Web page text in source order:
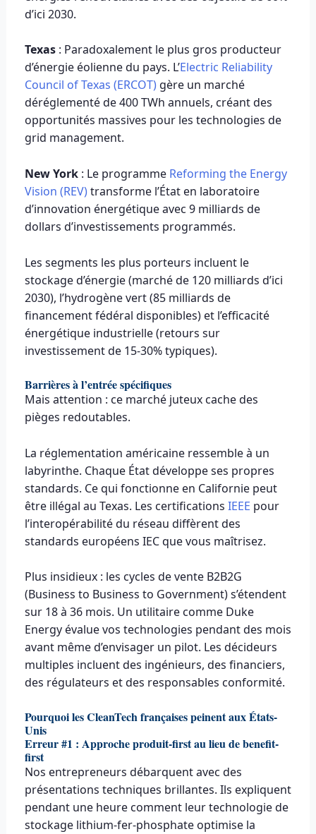
d’ici 2030.
Texas : Paradoxalement le plus gros producteur
d’énergie éolienne du pays. L’Electric Reliability
Council of Texas (ERCOT)gère un marché
déréglementé de 400 TWh annuels, créant des
opportunités massives pour les technologies de
grid management.
New York : Le programme Reforming the Energy
Vision (REV)transforme l’État en laboratoire
d’innovation énergétique avec 9 milliards de
dollars d’investissements programmés.
Les segments les plus porteurs incluent le
stockage d’énergie (marché de 120 milliards d’ici
2030), l’hydrogène vert (85 milliards de
financement fédéral disponibles) et l’efficacité
énergétique industrielle (retours sur
investissement de 15-30% typiques).
Barrières à l’entrée spécifiques
Mais attention : ce marché juteux cache des
pièges redoutables.
La réglementation américaine ressemble à un
labyrinthe. Chaque État développe ses propres
standards. Ce qui fonctionne en Californie peut
être illégal au Texas. Les certifications IEEE pour
l’interopérabilité du réseau diffèrent des
standards européens IEC que vous maîtrisez.
Plus insidieux : les cycles de vente B2B2G
(Business to Business to Government) s’étendent
sur 18 à 36 mois. Un utilitaire comme Duke
Energy évalue vos technologies pendant des mois
avant même d’envisager un pilot. Les décideurs
multiples incluent des ingénieurs, des financiers,
des régulateurs et des responsables conformité.
Pourquoi les CleanTech françaises peinent aux États-
Unis
Erreur #1 : Approche produit-first au lieu de benefit-
first
Nos entrepreneurs débarquent avec des
présentations techniques brillantes. Ils expliquent
pendant une heure comment leur technologie de
stockage lithium-fer-phosphate optimise la